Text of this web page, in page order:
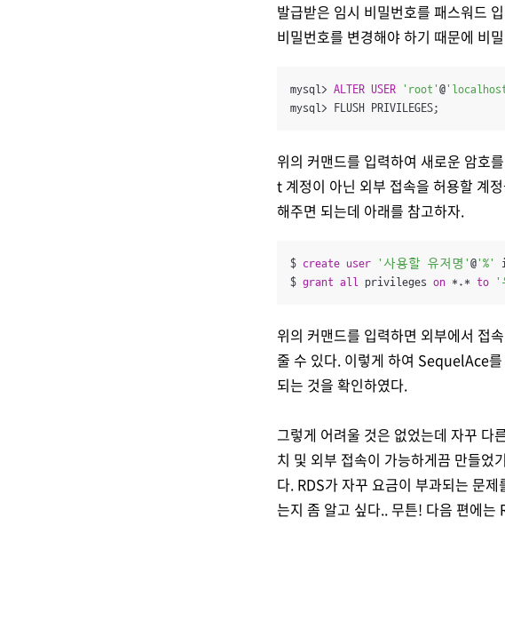
발급받은 임시 비밀번호를 패스워드
비밀번호를 변경해야 하기 때문에 비
mysql> ALTER USER 'root'@
mysql> FLUSH PRIVILEGES;
위의 커맨드를 입력하여 새로운 암호
t 계정이 아닌 외부 접속을 허용할 계
해주면 되는데 아래를 참고하자.
$ create user '사용할 유저명'@'%'
$ grant all privileges on * . * to '
위의 커맨드를 입력하면 외부에서 접
줄 수 있다. 이렇게 하여 SequelAce
되는 것을 확인하였다.
그렇게 어려울 것은 없었는데 자꾸
치 및 외부 접속이 가능하게끔 만들
다. RDS가 자꾸 요금이 부과되는 문
는지 좀 알고 싶다.. 무튼! 다음 편에